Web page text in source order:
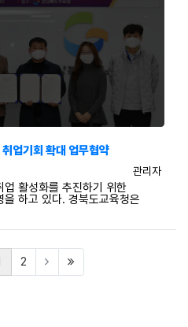
업기회 확대 업무협약
등록자
관리자
활성화를 추진하기 위한
하고 있다. 경북도교육청은
(current)
2 (last)